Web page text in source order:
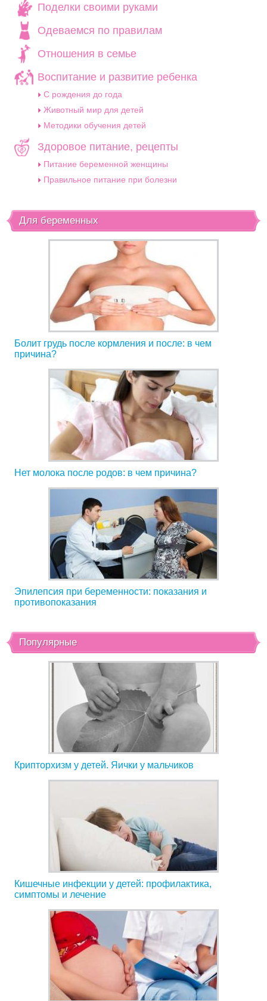
Поделки своими руками
Одеваемся по правилам
Отношения в семье
Воспитание и развитие ребенка
C рождения до года
Животный мир для детей
Методики обучения детей
Здоровое питание, рецепты
Питание беременной женщины
Правильное питание при болезни
Для беременных
Болит грудь после кормления и после: в чем
причина?
Нет молока после родов: в чем причина?
Эпилепсия при беременности: показания и
противопоказания
Популярные
Крипторхизм у детей. Яички у мальчиков
Кишечные инфекции у детей: профилактика,
симптомы и лечение